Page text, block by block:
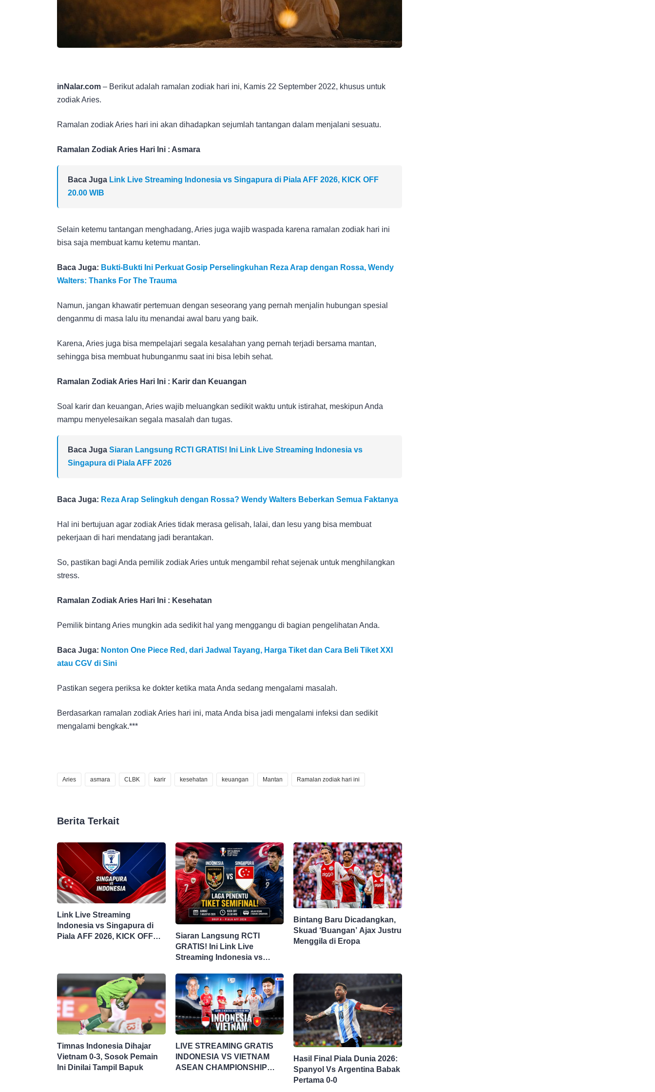
inNalar.com – Berikut adalah ramalan zodiak hari ini, Kamis 22 September 2022, khusus untuk
zodiak Aries.
Ramalan zodiak Aries hari ini akan dihadapkan sejumlah tantangan dalam menjalani sesuatu.
Ramalan Zodiak Aries Hari Ini : Asmara
Baca Juga Link Live Streaming Indonesia vs Singapura di Piala AFF 2026, KICK OFF
20.00 WIB
Selain ketemu tantangan menghadang, Aries juga wajib waspada karena ramalan zodiak hari ini
bisa saja membuat kamu ketemu mantan.
Baca Juga: Bukti-Bukti Ini Perkuat Gosip Perselingkuhan Reza Arap dengan Rossa, Wendy
Walters: Thanks For The Trauma
Namun, jangan khawatir pertemuan dengan seseorang yang pernah menjalin hubungan spesial
denganmu di masa lalu itu menandai awal baru yang baik.
Karena, Aries juga bisa mempelajari segala kesalahan yang pernah terjadi bersama mantan,
sehingga bisa membuat hubunganmu saat ini bisa lebih sehat.
Ramalan Zodiak Aries Hari Ini : Karir dan Keuangan
Soal karir dan keuangan, Aries wajib meluangkan sedikit waktu untuk istirahat, meskipun Anda
mampu menyelesaikan segala masalah dan tugas.
Baca Juga Siaran Langsung RCTI GRATIS! Ini Link Live Streaming Indonesia vs
Singapura di Piala AFF 2026
Baca Juga: Reza Arap Selingkuh dengan Rossa? Wendy Walters Beberkan Semua Faktanya
Hal ini bertujuan agar zodiak Aries tidak merasa gelisah, lalai, dan lesu yang bisa membuat
pekerjaan di hari mendatang jadi berantakan.
So, pastikan bagi Anda pemilik zodiak Aries untuk mengambil rehat sejenak untuk menghilangkan
stress.
Ramalan Zodiak Aries Hari Ini : Kesehatan
Pemilik bintang Aries mungkin ada sedikit hal yang menggangu di bagian pengelihatan Anda.
Baca Juga: Nonton One Piece Red, dari Jadwal Tayang, Harga Tiket dan Cara Beli Tiket XXI
atau CGV di Sini
Pastikan segera periksa ke dokter ketika mata Anda sedang mengalami masalah.
Berdasarkan ramalan zodiak Aries hari ini, mata Anda bisa jadi mengalami infeksi dan sedikit
mengalami bengkak.***
Aries asmara CLBK karir kesehatan keuangan Mantan Ramalan zodiak hari ini
Berita Terkait
Link Live Streaming
Indonesia vs Singapura di
Piala AFF 2026, KICK OFF
Siaran Langsung RCTI
GRATIS! Ini Link Live
Streaming Indonesia vs
Bintang Baru Dicadangkan,
Skuad ‘Buangan’ Ajax Justru
Menggila di Eropa
Timnas Indonesia Dihajar
Vietnam 0-3, Sosok Pemain
Ini Dinilai Tampil Bapuk
LIVE STREAMING GRATIS
INDONESIA VS VIETNAM
ASEAN CHAMPIONSHIP
Hasil Final Piala Dunia 2026:
Spanyol Vs Argentina Babak
Pertama 0-0